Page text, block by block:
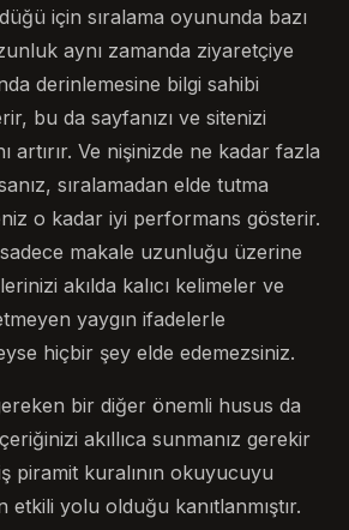
için sıralama oyununda bazı
aynı zamanda ziyaretçiye
derinlemesine bilgi sahibi
bu da sayfanızı ve sitenizi
artırır. Ve nişinizde ne kadar fazla
sıralamadan elde tutma
o kadar iyi performans gösterir.
makale uzunluğu üzerine
akılda kalıcı kelimeler ve
yaygın ifadelerle
hiçbir şey elde edemezsiniz.
bir diğer önemli husus da
akıllıca sunmanız gerekir
piramit kuralının okuyucuyu
etkili yolu olduğu kanıtlanmıştır.